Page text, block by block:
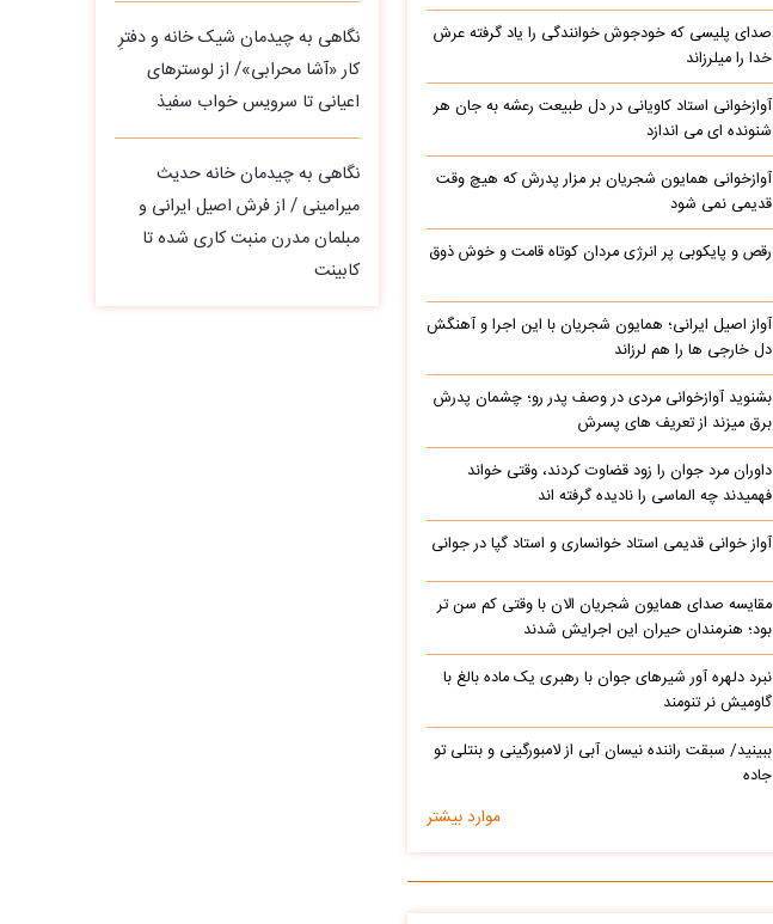
صدای پلیسی که خودجوش خوانندگی را یاد گرفته عرش
خدا را میلرزاند
آوازخوانی استاد کاویانی در دل طبیعت رعشه به جان هر
شنونده ای می اندازد
آوازخوانی همایون شجریان بر مزار پدرش که هیچ وقت
قدیمی نمی شود
رقص و پایکوبی پر انرژی مردان کوتاه قامت و خوش ذوق
آواز اصیل ایرانی؛ همایون شجریان با این اجرا و آهنگش
دل خارجی ها را هم لرزاند
بشنوید آوازخوانی مردی در وصف پدر رو؛ چشمان پدرش
برق میزند از تعریف های پسرش
داوران مرد جوان را زود قضاوت کردند، وقتی خواند
فهمیدند چه الماسی را نادیده گرفته اند
آواز خوانی قدیمی استاد خوانساری و استاد گپا در جوانی
مقایسه صدای همایون شجریان الان با وقتی کم سن تر
بود؛ هنرمندان حیران این اجرایش شدند
نبرد دلهره آور شیرهای جوان با رهبری یک ماده بالغ با
گاومیش نر تنومند
ببینید/ سبقت راننده نیسان آبی از لامبورگینی و بنتلی تو
جاده
موارد بیشتر
نگاهی به چیدمان شیک خانه و دفترِ
کار «آشا محرابی»/ از لوسترهای
اعیانی تا سرویس خواب سفیذ
نگاهی به چیدمان خانه حدیث
میرامینی / از فرش اصیل ایرانی و
مبلمان مدرن منبت‌ کاری‌ شده تا
کابینت